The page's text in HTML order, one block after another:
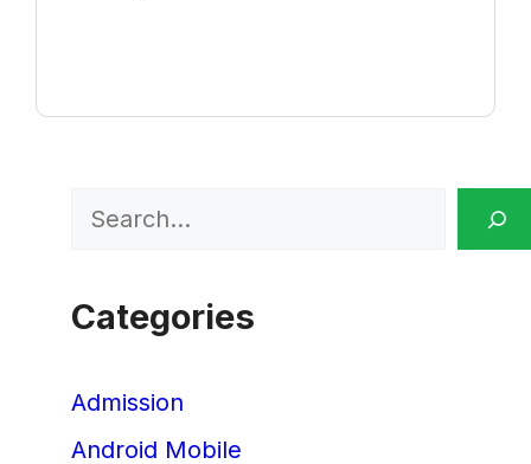
Search
Categories
Admission
Android Mobile